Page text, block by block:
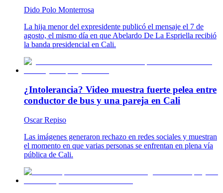
Dido Polo Monterrosa
La hija menor del expresidente publicó el mensaje el 7 de
agosto, el mismo día en que Abelardo De La Espriella recibió
la banda presidencial en Cali.
¿Intolerancia? Video muestra fuerte pelea entre
conductor de bus y una pareja en Cali
Oscar Repiso
Las imágenes generaron rechazo en redes sociales y muestran
el momento en que varias personas se enfrentan en plena vía
pública de Cali.